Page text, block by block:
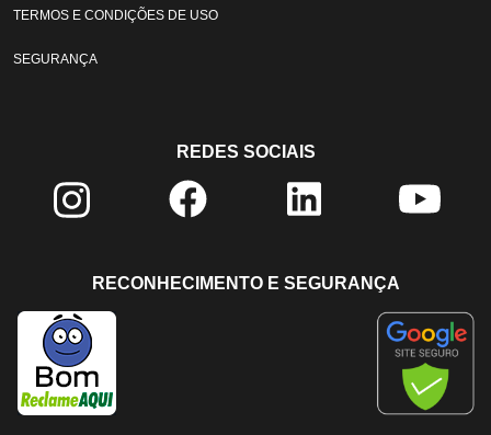
TERMOS E CONDIÇÕES DE USO
SEGURANÇA
REDES SOCIAIS
RECONHECIMENTO E SEGURANÇA